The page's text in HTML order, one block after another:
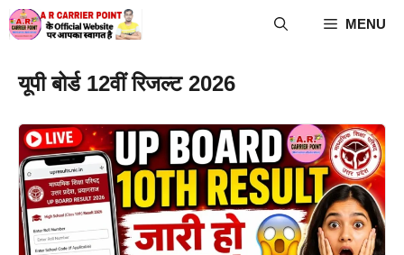
Skip
to
MENU
यूपी बोर्ड 12वीं रिजल्ट 2026